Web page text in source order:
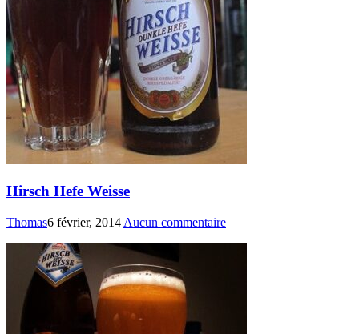
Hirsch Hefe Weisse
Thomas6 février, 2014 Aucun commentaire